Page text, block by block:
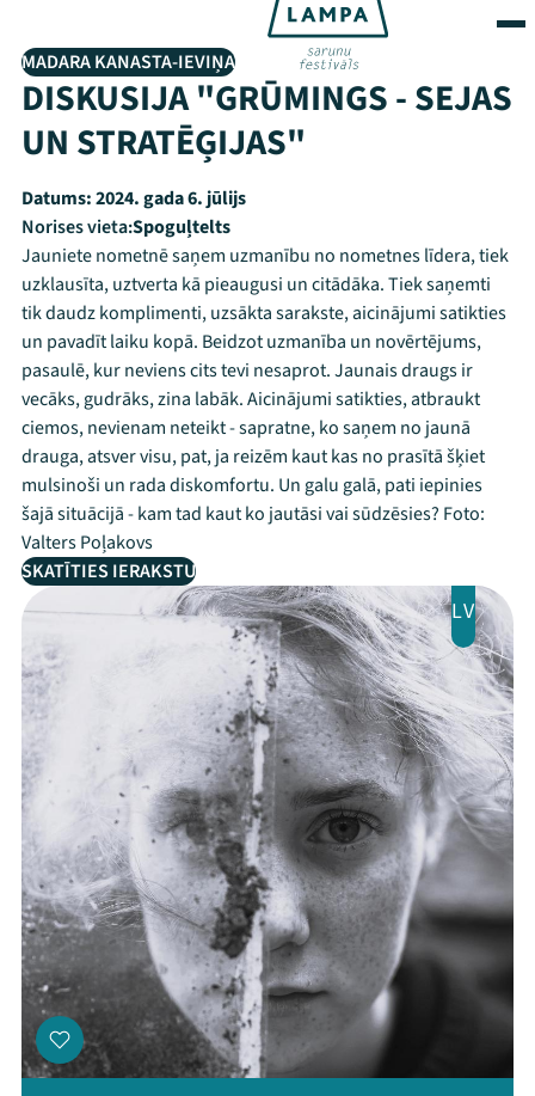
MADARA KANASTA-IEVIŅA
DISKUSIJA "GRŪMINGS - SEJAS
UN STRATĒĢIJAS"
Datums:2024. gada 6. jūlijs
Norises vieta:Spoguļtelts
Jauniete nometnē saņem uzmanību no nometnes līdera, tiek
uzklausīta, uztverta kā pieaugusi un citādāka. Tiek saņemti
tik daudz komplimenti, uzsākta sarakste, aicinājumi satikties
un pavadīt laiku kopā. Beidzot uzmanība un novērtējums,
pasaulē, kur neviens cits tevi nesaprot. Jaunais draugs ir
vecāks, gudrāks, zina labāk. Aicinājumi satikties, atbraukt
ciemos, nevienam neteikt - sapratne, ko saņem no jaunā
drauga, atsver visu, pat, ja reizēm kaut kas no prasītā šķiet
mulsinoši un rada diskomfortu. Un galu galā, pati iepinies
šajā situācijā - kam tad kaut ko jautāsi vai sūdzēsies? Foto:
Valters Poļakovs
SKATĪTIES IERAKSTU
LV